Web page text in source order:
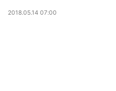
2018.05.14 07:00